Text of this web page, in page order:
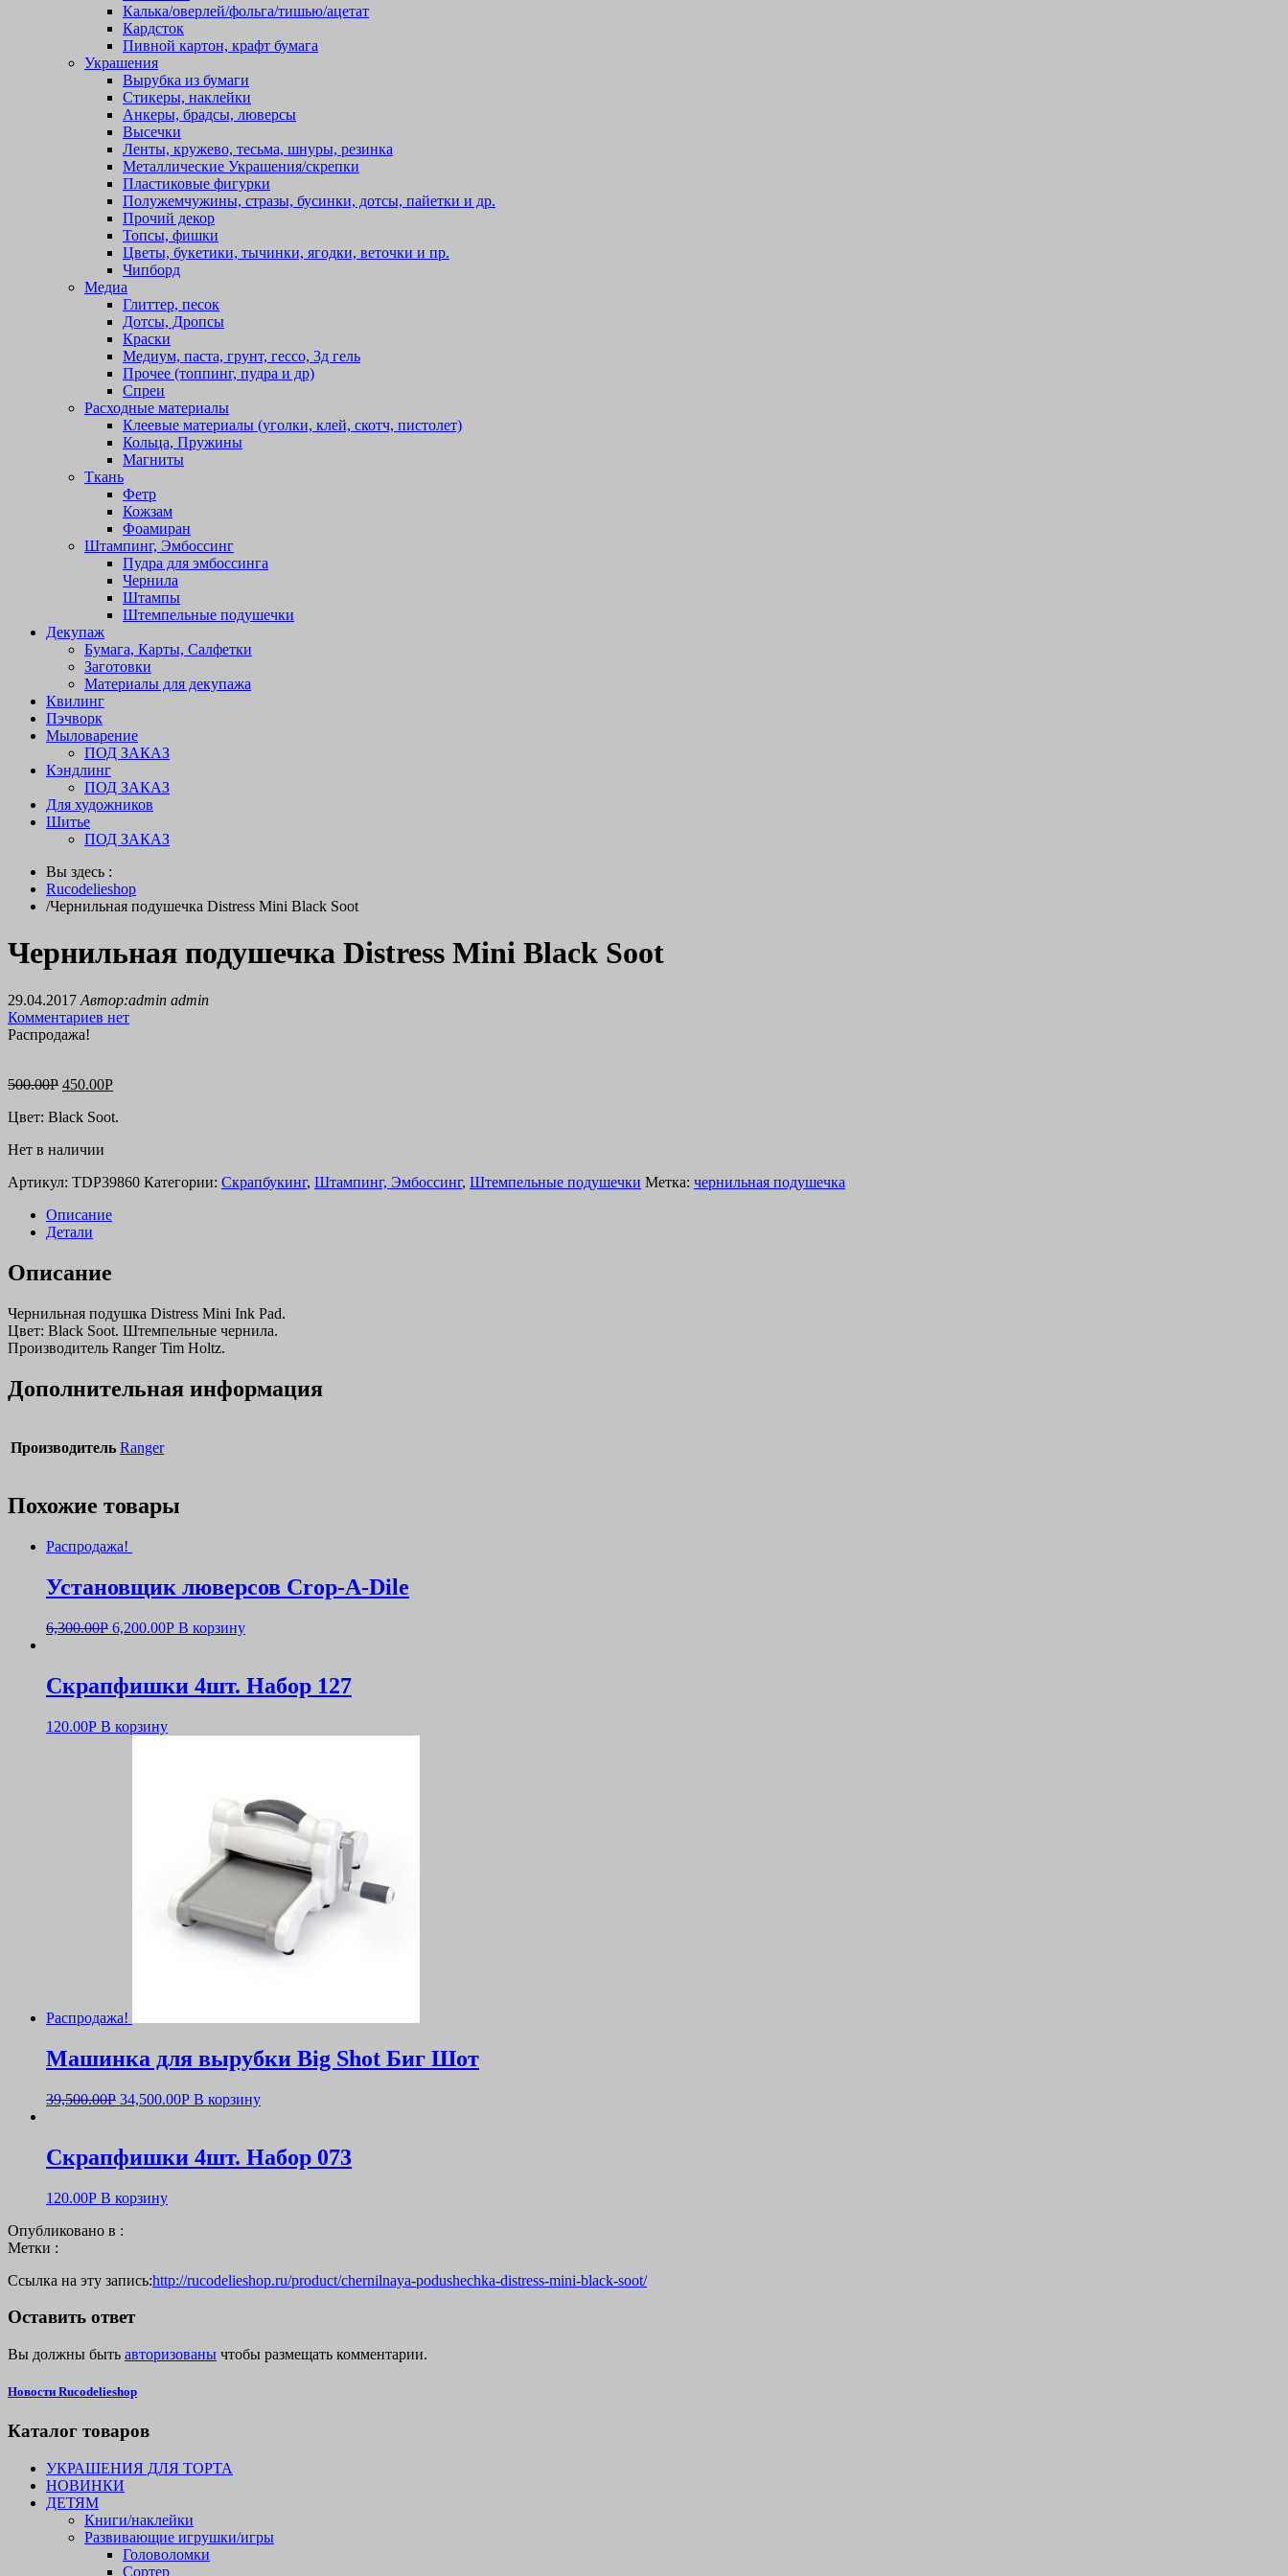
Калька/оверлей/фольга/тишью/ацетат
Кардсток
Пивной картон, крафт бумага
Украшения
Вырубка из бумаги
Стикеры, наклейки
Анкеры, брадсы, люверсы
Высечки
Ленты, кружево, тесьма, шнуры, резинка
Металлические Украшения/скрепки
Пластиковые фигурки
Полужемчужины, стразы, бусинки, дотсы, пайетки и др.
Прочий декор
Топсы, фишки
Цветы, букетики, тычинки, ягодки, веточки и пр.
Чипборд
Медиа
Глиттер, песок
Дотсы, Дропсы
Краски
Медиум, паста, грунт, гессо, 3д гель
Прочее (топпинг, пудра и др)
Спреи
Расходные материалы
Клеевые материалы (уголки, клей, скотч, пистолет)
Кольца, Пружины
Магниты
Ткань
Фетр
Кожзам
Фоамиран
Штампинг, Эмбоссинг
Пудра для эмбоссинга
Чернила
Штампы
Штемпельные подушечки
Декупаж
Бумага, Карты, Салфетки
Заготовки
Материалы для декупажа
Квилинг
Пэчворк
Мыловарение
ПОД ЗАКАЗ
Кэндлинг
ПОД ЗАКАЗ
Для художников
Шитье
ПОД ЗАКАЗ
Вы здесь :
Rucodelieshop
/Чернильная подушечка Distress Mini Black Soot
Чернильная подушечка Distress Mini Black Soot
29.04.2017 Автор:admin admin
Комментариев нет
Распродажа!
500.00Р 450.00Р
Цвет: Black Soot.
Нет в наличии
Артикул: TDP39860 Категории: Скрапбукинг, Штампинг, Эмбоссинг, Штемпельные подушечки Метка: чернильная подушечка
Описание
Детали
Описание
Чернильная подушка Distress Mini Ink Pad.
Цвет: Black Soot. Штемпельные чернила.
Производитель Ranger Tim Holtz.
Дополнительная информация
Производитель Ranger
Похожие товары
Распродажа!
Установщик люверсов Crop-A-Dile
6,300.00Р 6,200.00Р В корзину
Скрапфишки 4шт. Набор 127
120.00Р В корзину
Распродажа!
Машинка для вырубки Big Shot Биг Шот
39,500.00Р 34,500.00Р В корзину
Скрапфишки 4шт. Набор 073
120.00Р В корзину
Опубликовано в :
Метки :
Ссылка на эту запись:http://rucodelieshop.ru/product/chernilnaya-podushechka-distress-mini-black-soot/
Оставить ответ
Вы должны быть авторизованы чтобы размещать комментарии.
Новости Rucodelieshop
Каталог товаров
УКРАШЕНИЯ ДЛЯ ТОРТА
НОВИНКИ
ДЕТЯМ
Книги/наклейки
Развивающие игрушки/игры
Головоломки
Сортер